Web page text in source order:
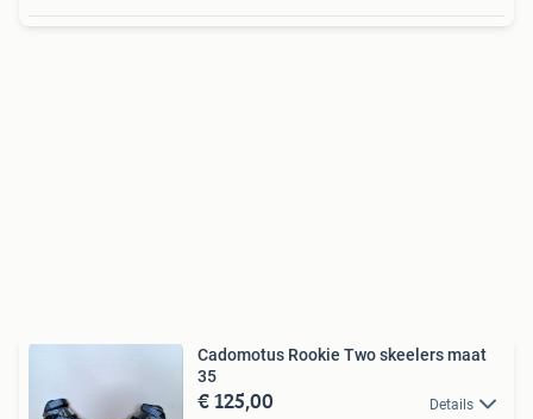
Cadomotus Rookie Two skeelers maat
35
€ 125,00 Details